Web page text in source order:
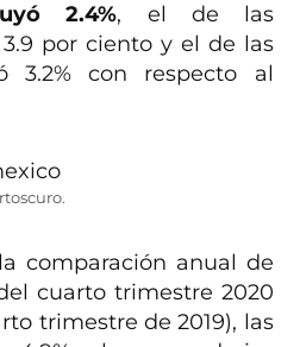
2.4%, el de las
por ciento y el de las
3.2% con respecto al
comparación anual de
cuarto trimestre 2020
trimestre de 2019), las